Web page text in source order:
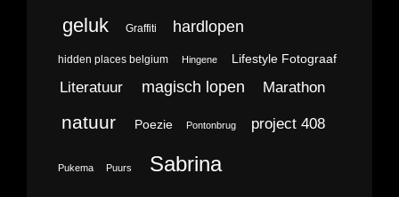
geluk Graffiti hardlopen
hidden places belgium Hingene Lifestyle Fotograaf
Literatuur magisch lopen Marathon
natuur Poezie Pontonbrug project 408
Pukema Puurs Sabrina